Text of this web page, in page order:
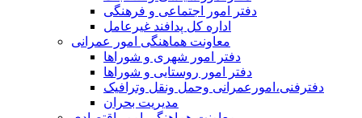
دفتر امور اجتماعی و فرهنگی
اداره کل پدافند غیرعامل
معاونت هماهنگی امور عمرانی
دفتر امور شهری و شوراها
دفتر امور روستایی و شوراها
دفترفنی،امورعمرانی وحمل ونقل وترافيک
مدیریت بحران